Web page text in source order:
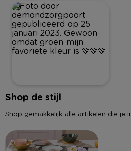
19
Shop de stijl
Shop gemakkelijk alle artikelen die je